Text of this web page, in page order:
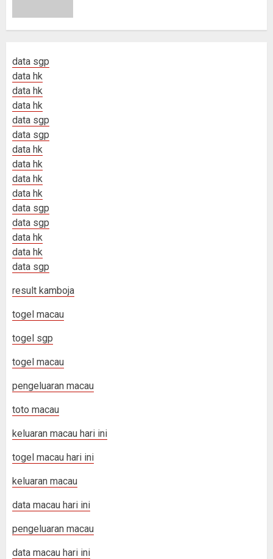
data sgp
data hk
data hk
data hk
data sgp
data sgp
data hk
data hk
data hk
data hk
data sgp
data sgp
data hk
data hk
data sgp
result kamboja
togel macau
togel sgp
togel macau
pengeluaran macau
toto macau
keluaran macau hari ini
togel macau hari ini
keluaran macau
data macau hari ini
pengeluaran macau
data macau hari ini